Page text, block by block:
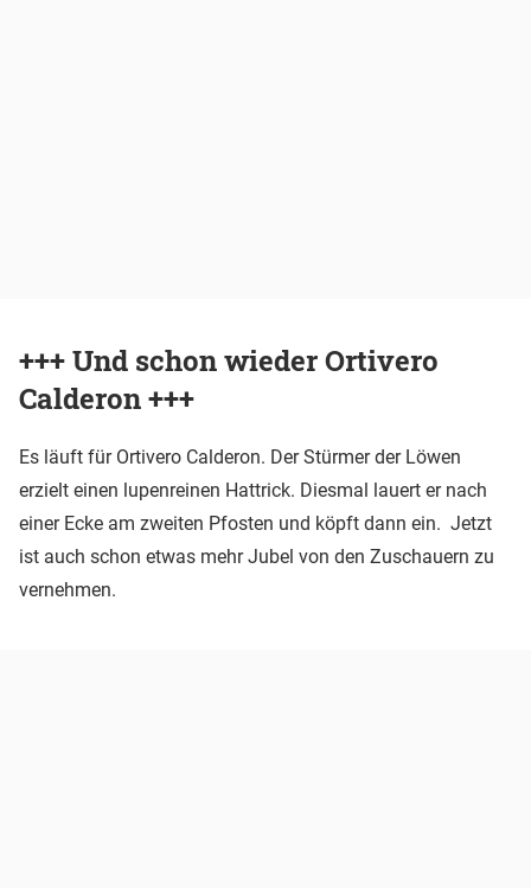
+++ Und schon wieder Ortivero
Calderon +++
Es läuft für Ortivero Calderon. Der Stürmer der Löwen
erzielt einen lupenreinen Hattrick. Diesmal lauert er nach
einer Ecke am zweiten Pfosten und köpft dann ein. Jetzt
ist auch schon etwas mehr Jubel von den Zuschauern zu
vernehmen.